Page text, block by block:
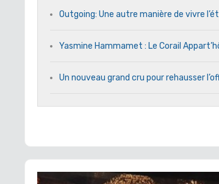
Outgoing: Une autre manière de vivre
Yasmine Hammamet : Le Corail
Un nouveau grand cru pour rehausser